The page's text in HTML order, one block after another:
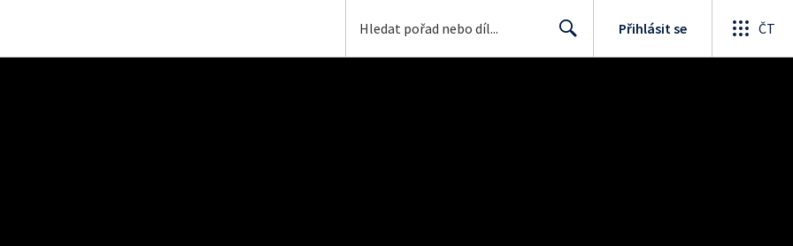
Přihlásit se ČT